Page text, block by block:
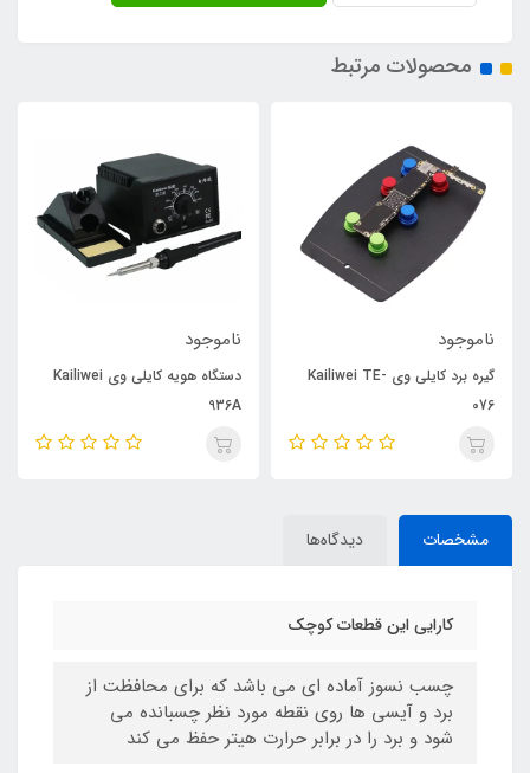
محصولات مرتبط
ناموجود
گیره برد کایلی وی Kailiwei TE-
076
ناموجود
دستگاه هویه کایلی وی Kailiwei
936A
مشخصات دیدگاه‌ها
کارایی این قطعات کوچک
چسب نسوز آماده ای می باشد که برای محافظت از
برد و آیسی ها روی نقطه مورد نظر چسبانده می
شود و برد را در برابر حرارت هیتر حفظ می کند